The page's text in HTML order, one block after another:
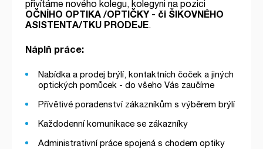
přivítáme nového kolegu, kolegyni na pozici
OČNÍHO OPTIKA /OPTIČKY - či ŠIKOVNÉHO
ASISTENTA/TKU PRODEJE.
Náplň práce:
Nabídka a prodej brýlí, kontaktních čoček a jiných
optických pomůcek - do všeho Vás zaučíme
Přívětivé poradenství zákazníkům s výběrem brýlí
Každodenní komunikace se zákazníky
Administrativní práce spojená s chodem optiky